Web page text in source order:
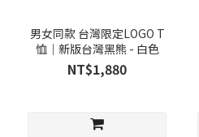
男女同款 台灣限定LOGO T
恤｜新版台灣黑熊 - 白色
NT$1,880